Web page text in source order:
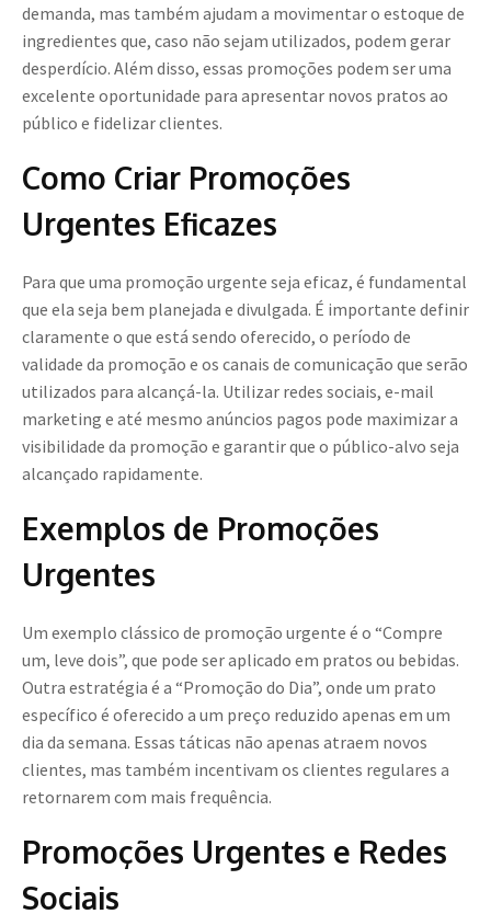
demanda, mas também ajudam a movimentar o estoque de
ingredientes que, caso não sejam utilizados, podem gerar
desperdício. Além disso, essas promoções podem ser uma
excelente oportunidade para apresentar novos pratos ao
público e fidelizar clientes.
Como Criar Promoções
Urgentes Eficazes
Para que uma promoção urgente seja eficaz, é fundamental
que ela seja bem planejada e divulgada. É importante definir
claramente o que está sendo oferecido, o período de
validade da promoção e os canais de comunicação que serão
utilizados para alcançá-la. Utilizar redes sociais, e-mail
marketing e até mesmo anúncios pagos pode maximizar a
visibilidade da promoção e garantir que o público-alvo seja
alcançado rapidamente.
Exemplos de Promoções
Urgentes
Um exemplo clássico de promoção urgente é o “Compre
um, leve dois”, que pode ser aplicado em pratos ou bebidas.
Outra estratégia é a “Promoção do Dia”, onde um prato
específico é oferecido a um preço reduzido apenas em um
dia da semana. Essas táticas não apenas atraem novos
clientes, mas também incentivam os clientes regulares a
retornarem com mais frequência.
Promoções Urgentes e Redes
Sociais